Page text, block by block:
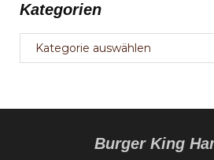
Kategorien
Kategorien
Burger King